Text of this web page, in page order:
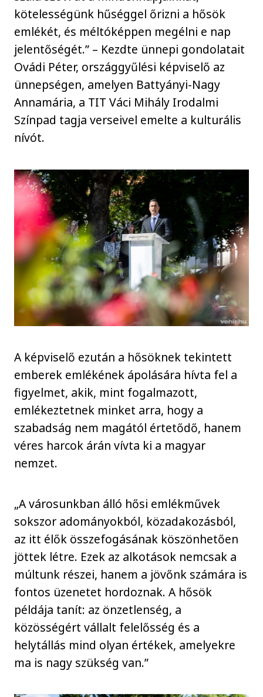
kötelességünk hűséggel őrizni a hősök
emlékét, és méltóképpen megélni e nap
jelentőségét.” – Kezdte ünnepi gondolatait
Ovádi Péter, országgyűlési képviselő az
ünnepségen, amelyen Battyányi-Nagy
Annamária, a TIT Váci Mihály Irodalmi
Színpad tagja verseivel emelte a kulturális
nívót.
A képviselő ezután a hősöknek tekintett
emberek emlékének ápolására hívta fel a
figyelmet, akik, mint fogalmazott,
emlékeztetnek minket arra, hogy a
szabadság nem magától értetődő, hanem
véres harcok árán vívta ki a magyar
nemzet.
„A városunkban álló hősi emlékművek
sokszor adományokból, közadakozásból,
az itt élők összefogásának köszönhetően
jöttek létre. Ezek az alkotások nemcsak a
múltunk részei, hanem a jövőnk számára is
fontos üzenetet hordoznak. A hősök
példája tanít: az önzetlenség, a
közösségért vállalt felelősség és a
helytállás mind olyan értékek, amelyekre
ma is nagy szükség van.”